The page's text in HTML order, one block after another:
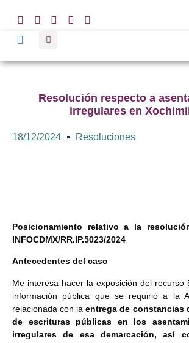
Resolución respecto a
irregulares en
18/12/2024 Resoluciones
Posicionamiento relativo a la
INFOCDMX/RR.IP.5023/2024
Antecedentes del caso
Me interesa hacer la exposición del recurso
información pública que se requirió a la
relacionada con laentrega de constancias
de escrituras públicas en los
irregulares de esa demarcación, así